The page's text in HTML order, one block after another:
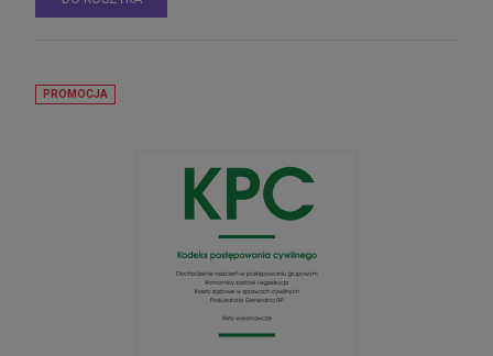
PROMOCJA